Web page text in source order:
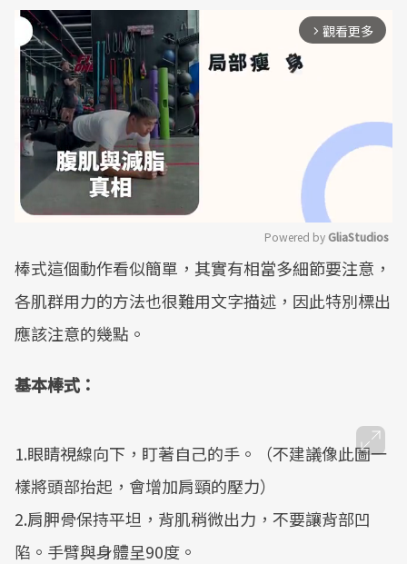
arrow_forward_ios 觀看更多
Mute
Powered by GliaStudios
棒式這個動作看似簡單，其實有相當多細節要注意，
各肌群用力的方法也很難用文字描述，因此特別標出
應該注意的幾點。
基本棒式：
1.眼睛視線向下，盯著自己的手。（不建議像此圖一
樣將頭部抬起，會增加肩頸的壓力）
2.肩胛骨保持平坦，背肌稍微出力，不要讓背部凹
陷。手臂與身體呈90度。